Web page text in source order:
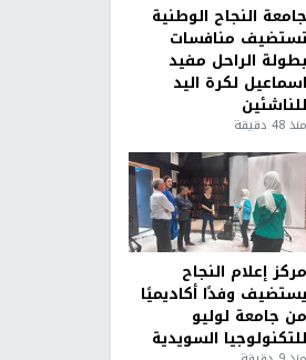
جامعة النجاح الوطنية
تستضيف منافسات
بطولة الراحل مفيد
اسماعيل لكرة اليد
للناشئين
منذ 48 دقيقة
مركز إعلام النجاح
يستضيف وفدًا أكاديميًا
من جامعة لوليو
للتكنولوجيا السويدية